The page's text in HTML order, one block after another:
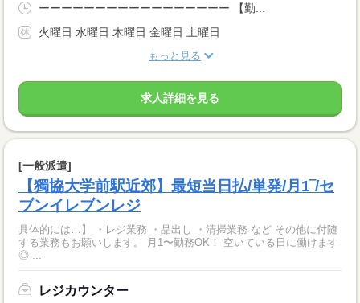
ーーーーーーーーーーーーーーーーー 【勤...
火曜日 水曜日 木曜日 金曜日 土曜日
もっと見る
求人詳細を見る
[一般派遣]
【獨協大学前駅近郊】最短当日払/単発/月1‾/セ
ブンイレブンレジ
具体的には…】 ・レジ業務 ・品出し ・清掃業務 など その他に付随
する業務もお願いします。 月1〜勤務OK！ 空いている日に働けます
◎ ...
レジカウンター